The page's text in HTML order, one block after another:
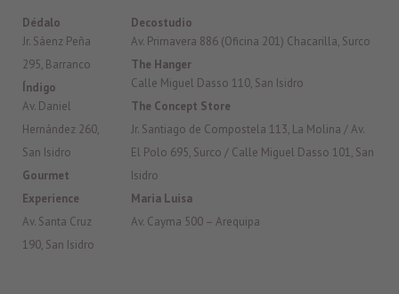
Dédalo
Jr. Sáenz Peña
295, Barranco
Índigo
Av. Daniel
Hernández 260,
San Isidro
Gourmet
Experience
Av. Santa Cruz
190, San Isidro
Decostudio
Av. Primavera 886 (Oficina 201) Chacarilla, Surco
The Hanger
Calle Miguel Dasso 110, San Isidro
The Concept Store
Jr. Santiago de Compostela 113, La Molina / Av.
El Polo 695, Surco / Calle Miguel Dasso 101, San
Isidro
Maria Luisa
Av. Cayma 500 – Arequipa